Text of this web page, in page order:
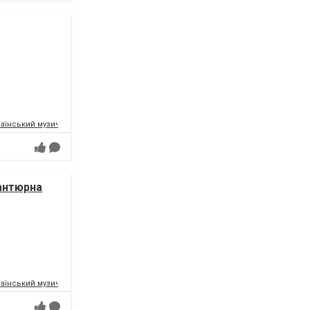
музично-драматичний театр ім.Т.Г.Шевченка
музично-драматичний театр ім.Т.Г.Шевченка